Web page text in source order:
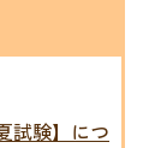
試験】につ